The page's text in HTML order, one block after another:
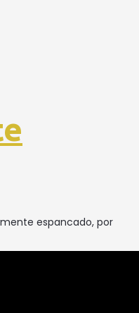
espancado, por